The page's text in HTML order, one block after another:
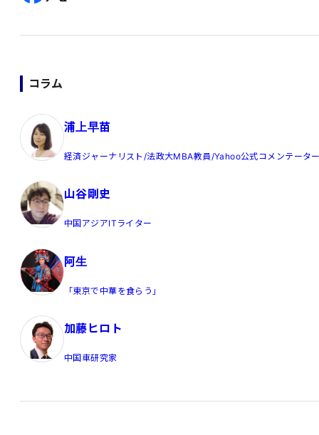
コラム
浦上早苗
経済ジャーナリスト/法政大MBA教員/Yahoo公式コメンテータ
山谷剛史
中国アジアITライター
阿生
「東京で中華を食らう」
加藤ヒロト
中国車研究家